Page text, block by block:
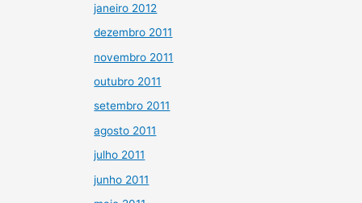
janeiro 2012
dezembro 2011
novembro 2011
outubro 2011
setembro 2011
agosto 2011
julho 2011
junho 2011